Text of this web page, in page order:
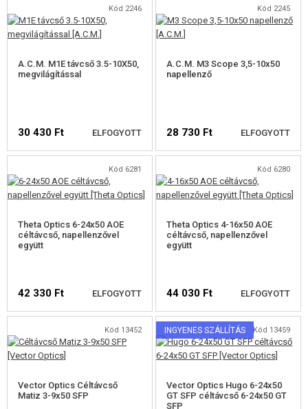
LÉZERES TÁVOLSÁGMÉRŐK
SZERELÉKGYŰRŰK
ÁRNYÉKOLÓ, CSILLOGÁS GÁTLÓK
PEQ DOBOZOK
BIPOD
HORDSZÍJAK
SZALAGOK, TÖLTÉNY MAKETTEK
PÓTALKATRÉSZEK FEGYVEREKHEZ
ELÉRHETŐSÉGI
Kód 2246
A.C.M. M1E távcső 3.5-10X50,
megvilágítással
30 430 Ft ELFOGYOTT
ELÉRHETŐSÉGI
Kód 2245
A.C.M. M3 Scope 3,5-10x50
napellenző
28 730 Ft ELFOGYOTT
ELÉRHETŐSÉGI
Kód 6281
Theta Optics 6-24x50 AOE
céltávcső, napellenzővel
együtt
42 330 Ft ELFOGYOTT
ELÉRHETŐSÉGI
Kód 6280
Theta Optics 4-16x50 AOE
céltávcső, napellenzővel
együtt
44 030 Ft ELFOGYOTT
ELÉRHETŐSÉGI
Kód 13452
Vector Optics Céltávcső
Matiz 3-9x50 SFP
INGYENES SZÁLLÍTÁS Kód 13459
Vector Optics Hugo 6-24x50
GT SFP céltávcső 6-24x50 GT
SFP